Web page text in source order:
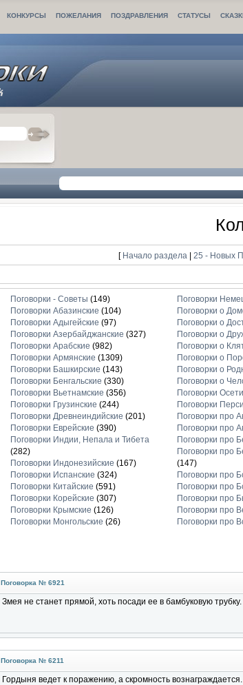
КОНКУРСЫ ПОЖЕЛАНИЯ ПОЗДРАВЛЕНИЯ СТАТУСЫ
[ Начало раздела | 25 - Новых
Поговорки - Советы (149)
Поговорки Абазинские (104)
Поговорки Адыгейские (97)
Поговорки Азербайджанские (327)
Поговорки Арабские (982)
Поговорки Армянские (1309)
Поговорки Башкирские (143)
Поговорки Бенгальские (330)
Поговорки Вьетнамские (356)
Поговорки Грузинские (244)
Поговорки Древнеиндийские (201)
Поговорки Еврейские (390)
Поговорки Индии, Непала и Тибета
(282)
Поговорки Индонезийские (167)
Поговорки Испанские (324)
Поговорки Китайские (591)
Поговорки Корейские (307)
Поговорки Крымские (126)
Поговорки Монгольские (26)
Поговорки
Поговорки о
Поговорки о
Поговорки о
Поговорки о
Поговорки о
Поговорки о
Поговорки о
Поговорки
Поговорки
Поговорки про
Поговорки про
Поговорки про
Поговорки про
(147)
Поговорки про
Поговорки про
Поговорки про
Поговорки про
Поговорки про
Поговорка № 6921
Змея не станет прямой, хоть посади ее в бамбуковую трубку.
Поговорка № 6211
Гордыня ведет к поражению, а скромность вознаграждается.